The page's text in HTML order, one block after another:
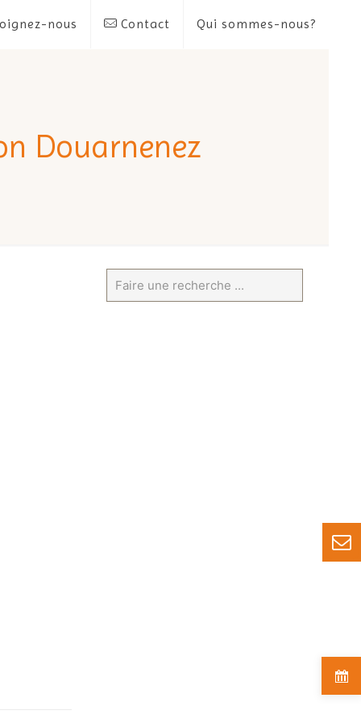
nous Contact Qui sommes-nous?
Douarnenez